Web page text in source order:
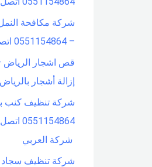
شركة مكافحة
– 0551154864 اتصل بنا – شركة العربي
قص اشجار
إزالة أشجار
شركة تنظيف كنب
شركة العربي
شركة تنظيف سجاد